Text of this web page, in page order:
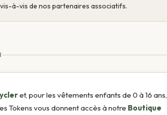
à-vis de nos partenaires associatifs.
et, pour les vêtements enfants de 0 à 16 ans,
Tokens vous donnent accès à notre Boutique